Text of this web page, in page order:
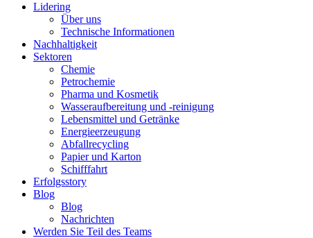
Lidering
Über uns
Technische Informationen
Nachhaltigkeit
Sektoren
Chemie
Petrochemie
Pharma und Kosmetik
Wasseraufbereitung und -reinigung
Lebensmittel und Getränke
Energieerzeugung
Abfallrecycling
Papier und Karton
Schifffahrt
Erfolgsstory
Blog
Blog
Nachrichten
Werden Sie Teil des Teams